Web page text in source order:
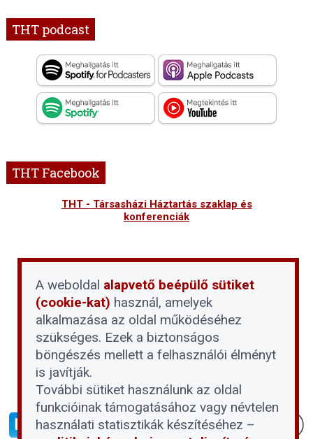
THT podcast
THT Facebook
THT - Társasházi Háztartás szaklap és
konferenciák
A weboldal alapvető beépülő sütiket
(cookie-kat) használ, amelyek
alkalmazása az oldal működéséhez
szükséges. Ezek a biztonságos
böngészés mellett a felhasználói élményt
is javítják.
További sütiket használunk az oldal
funkcióinak támogatásához vagy névtelen
használati statisztikák készítéséhez –